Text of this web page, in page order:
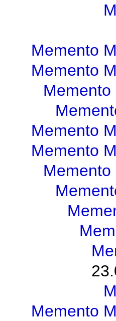
Memento
Memento
Memento
Memento
Memento
Memento
Memento